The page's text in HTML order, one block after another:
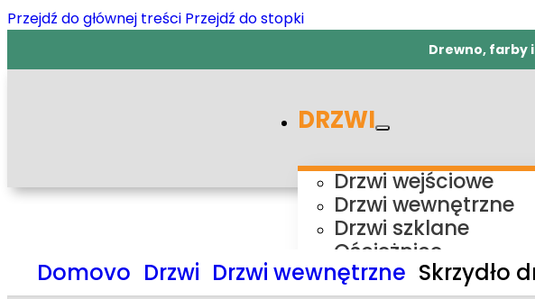
Przejdź do głównej treści Przejdź do stopki
Drewno, farby
DRZWI
Drzwi wejściowe
Drzwi wewnętrzne
Drzwi szklane
Ościeżnice
Ościeżnice
Domovo Drzwi Drzwi wewnętrzne Skrzydło